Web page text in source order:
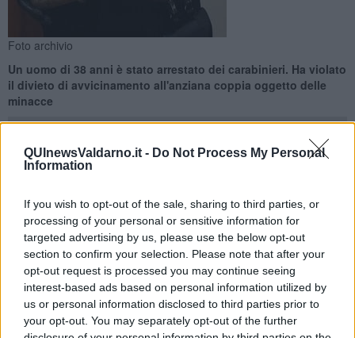
QUInewsValdarno.it - Do Not Process My Personal
Information
If you wish to opt-out of the sale, sharing to third parties, or
processing of your personal or sensitive information for
targeted advertising by us, please use the below opt-out
section to confirm your selection. Please note that after your
opt-out request is processed you may continue seeing
interest-based ads based on personal information utilized by
us or personal information disclosed to third parties prior to
your opt-out. You may separately opt-out of the further
Foto archivio
Un uomo di 38 anni è stato arrestato dei carabinieri. Ha violato
il divieto di avvicinamento all'anziana coppia oggetto delle
minacce
PERGINE VALDARNO —E' andato sotto casa dei parenti, una
coppia di 70enni,minacciandoli con una roncola alla mano
avere le chiavi dell'abitazione. I due coniugi hanno subito chiamato
carabinieri che hanno arrestato l'uomo sul quale pendeva già un
divieto di avvicinamento ai due anziani.
I fatti sono avvenuti a Pergine Valdarno, la mattina di martedì 21
febbraio. Protagonista un 38enne già noto alle forze dell'ordine per
altri episodi di violenza e danneggiamento beccato dai carabinieri